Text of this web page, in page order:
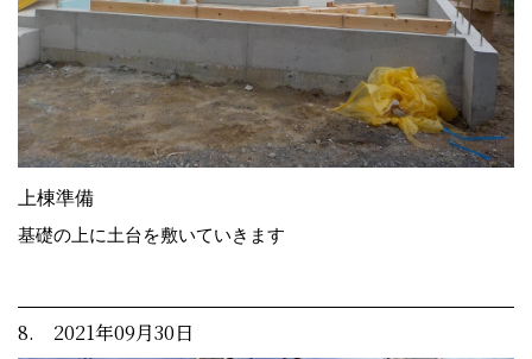
上棟準備
基礎の上に土台を敷いていきます
8. 2021年09月30日